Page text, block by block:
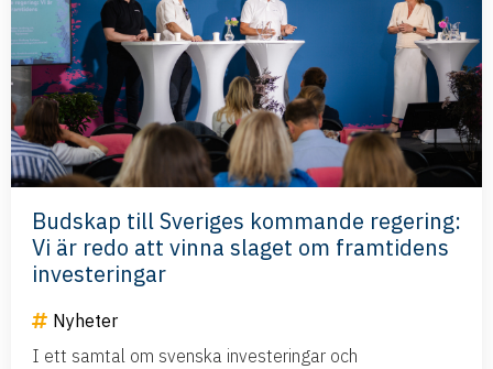
Budskap till Sveriges kommande regering:
Vi är redo att vinna slaget om framtidens
investeringar
Nyheter
I ett samtal om svenska investeringar och